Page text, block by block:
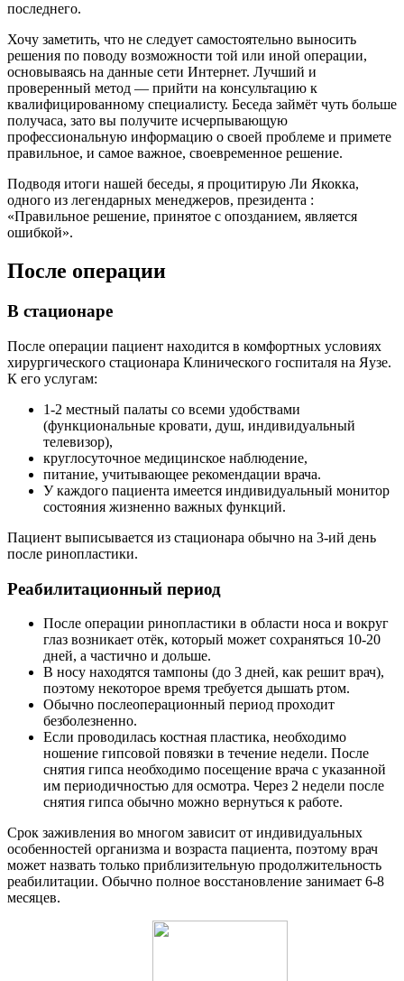
последнего.
Хочу заметить, что не следует самостоятельно выносить
решения по поводу возможности той или иной операции,
основываясь на данные сети Интернет. Лучший и
проверенный метод — прийти на консультацию к
квалифицированному специалисту. Беседа займёт чуть больше
получаса, зато вы получите исчерпывающую
профессиональную информацию о своей проблеме и примете
правильное, и самое важное, своевременное решение.
Подводя итоги нашей беседы, я процитирую Ли Якокка,
одного из легендарных менеджеров, президента :
«Правильное решение, принятое с опозданием, является
ошибкой».
После операции
В стационаре
После операции пациент находится в комфортных условиях
хирургического стационара Клинического госпиталя на Яузе.
К его услугам:
1-2 местный палаты со всеми удобствами
(функциональные кровати, душ, индивидуальный
телевизор),
круглосуточное медицинское наблюдение,
питание, учитывающее рекомендации врача.
У каждого пациента имеется индивидуальный монитор
состояния жизненно важных функций.
Пациент выписывается из стационара обычно на 3-ий день
после ринопластики.
Реабилитационный период
После операции ринопластики в области носа и вокруг
глаз возникает отёк, который может сохраняться 10-20
дней, а частично и дольше.
В носу находятся тампоны (до 3 дней, как решит врач),
поэтому некоторое время требуется дышать ртом.
Обычно послеоперационный период проходит
безболезненно.
Если проводилась костная пластика, необходимо
ношение гипсовой повязки в течение недели. После
снятия гипса необходимо посещение врача с указанной
им периодичностью для осмотра. Через 2 недели после
снятия гипса обычно можно вернуться к работе.
Срок заживления во многом зависит от индивидуальных
особенностей организма и возраста пациента, поэтому врач
может назвать только приблизительную продолжительность
реабилитации. Обычно полное восстановление занимает 6-8
месяцев.